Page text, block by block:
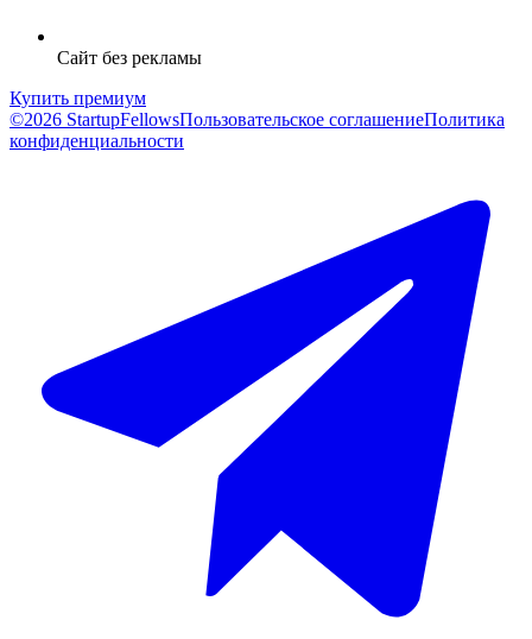
Сайт без рекламы
Купить премиум
©2026 StartupFellowsПользовательское соглашениеПолитика
конфиденциальности